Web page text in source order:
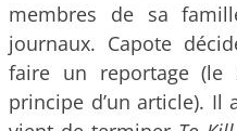
membres de sa
journaux. Capote
faire un reportage (le
principe d’un article). Il